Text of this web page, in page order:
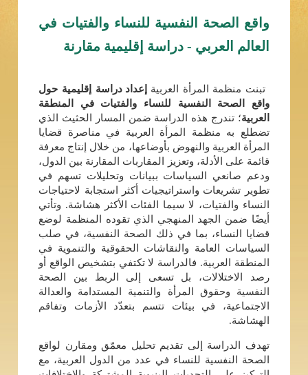
واقع الصحة النفسية للنساء والفتيات في
العالم العربي - دراسة إقليمية مقارنة
تبنت منظمة المرأة العربية
إعداد دراسة إقليمية حول
واقع الصحة النفسية للنساء والفتيات في المنطقة
العربية؛ تندرج هذه الدراسة ضمن المسار الحثيث الذي
تضطلع به منظمة المرأة العربية في مناصرة قضايا
المرأة العربية والنهوض بأوضاعها، من خلال إنتاج معرفة
قائمة على الأدلة، وتعزيز المقاربات المقارنة بين الدول،
ودعم صانعي السياسات ببيانات وتحليلات تسهم في
تطوير تشريعات واستراتيجيات أكثر استجابة لاحتياجات
النساء والفتيات، لا سيما الفئات الأكثر هشاشة. وتأتي
أيضًا ضمن الجهد المنهجي الذي تقوده المنظمة لوضع
قضايا النساء، بما في ذلك الصحة النفسية، في صلب
السياسات العامة والنقاشات الحقوقية والتنموية في
المنطقة العربية. فالدراسة لا تكتفي بتشخيص الواقع أو
رصد الاختلالات، بل تسعى إلى الربط بين الصحة
النفسية وحقوق المرأة والتنمية المستدامة والعدالة
الاجتماعية، في بيئات تتسم بتعدّد الأزمات وتفاقم
الهشاشة.
تهدف الدراسة إلى تقديم تحليل معمّق ومقارن لواقع
الصحة النفسية للنساء في عدد من الدول العربية، مع